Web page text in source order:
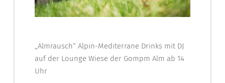
„Almrausch“ Alpin-Mediterrane Drinks mit DJ
auf der Lounge Wiese der Gompm Alm ab 14
Uhr